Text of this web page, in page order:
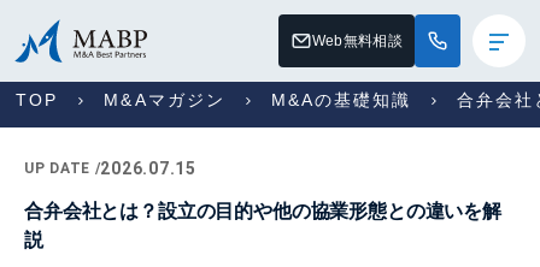
Web無料相談
TOP M&Aマガジン M&Aの基礎知識 合弁会社
UP DATE /2026.07.15
合弁会社とは？設立の目的や他の協業形態との違いを解
説